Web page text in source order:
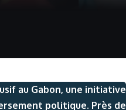
au Gabon, une initiative
politique. Près de